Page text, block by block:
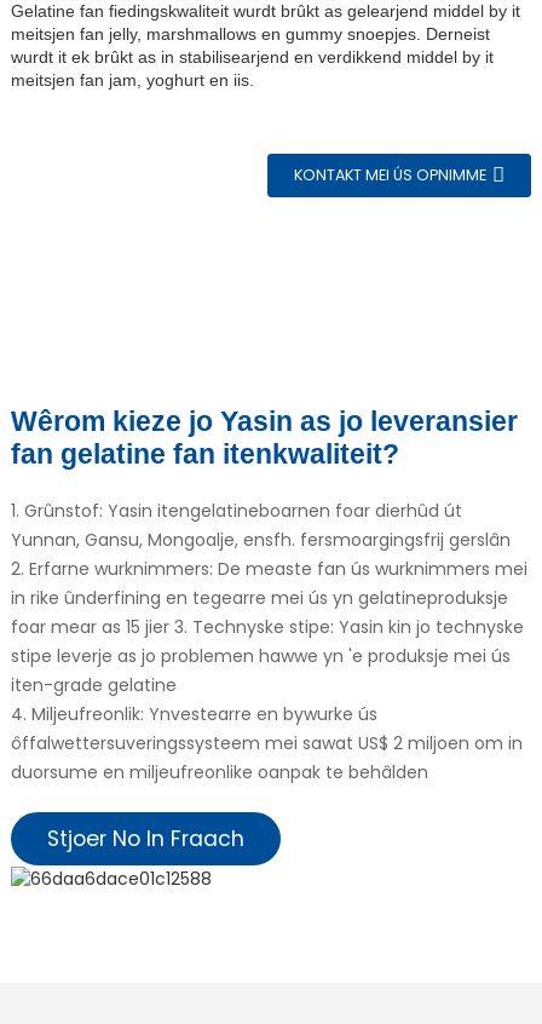
Gelatine fan fiedingskwaliteit wurdt brûkt as gelearjend middel by it
meitsjen fan jelly, marshmallows en gummy snoepjes. Derneist
wurdt it ek brûkt as in stabilisearjend en verdikkend middel by it
meitsjen fan jam, yoghurt en iis.
KONTAKT MEI ÚS OPNIMME
Wêrom kieze jo Yasin as jo leveransier
fan gelatine fan itenkwaliteit?
1. Grûnstof: Yasin itengelatineboarnen foar dierhûd út
Yunnan, Gansu, Mongoalje, ensfh. fersmoargingsfrij gerslân
2. Erfarne wurknimmers: De measte fan ús wurknimmers mei
in rike ûnderfining en tegearre mei ús yn gelatineproduksje
foar mear as 15 jier 3. Technyske stipe: Yasin kin jo technyske
stipe leverje as jo problemen hawwe yn 'e produksje mei ús
iten-grade gelatine
4. Miljeufreonlik: Ynvestearre en bywurke ús
ôffalwettersuveringssysteem mei sawat US$ 2 miljoen om in
duorsume en miljeufreonlike oanpak te behâlden
Stjoer No In Fraach